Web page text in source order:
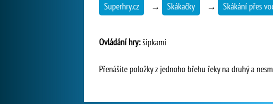
Superhry.cz → Skákačky → Skákání přes
Ovládání hry:šipkami
Přenášíte položky z jednoho břehu řeky na druhý a